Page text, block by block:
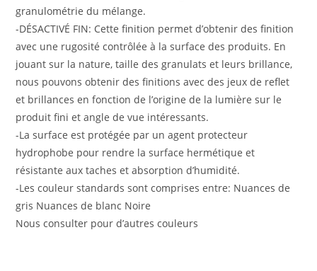
granulométrie du mélange.
-DÉSACTIVÉ FIN: Cette finition permet d’obtenir des finition
avec une rugosité contrôlée à la surface des produits. En
jouant sur la nature, taille des granulats et leurs brillance,
nous pouvons obtenir des finitions avec des jeux de reflet
et brillances en fonction de l’origine de la lumière sur le
produit fini et angle de vue intéressants.
-La surface est protégée par un agent protecteur
hydrophobe pour rendre la surface hermétique et
résistante aux taches et absorption d’humidité.
-Les couleur standards sont comprises entre: Nuances de
gris Nuances de blanc Noire
Nous consulter pour d’autres couleurs